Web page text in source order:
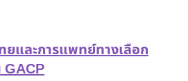
และการแพทย์ทางเลือก